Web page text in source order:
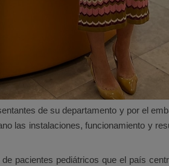
de su departamento y por el
las instalaciones, funcionamiento y
pacientes pediátricos que el país